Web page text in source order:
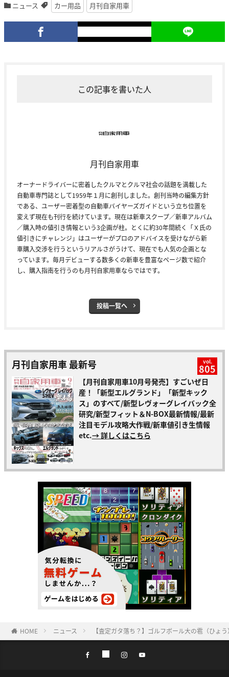
ニュース カー用品 月刊自家用車
この記事を書いた人
月刊自家用車
オーナードライバーに密着したクルマとクルマ社会の話題を満載した
自動車専門誌として1959年１月に創刊しました。創刊当時の編集方針
である、ユーザー密着型の自動車バイヤーズガイドという立ち位置を
変えず現在も刊行を続けています。現在は新車スクープ／新車アルバム
／購入時の値引き情報という3企画が柱。とくに約30年間続く「Ｘ氏の
値引きにチャレンジ」はユーザーがプロのアドバイスを受けながら新
車購入交渉を行うというリアルさがうけて、現在でも人気の企画とな
っています。毎月デビューする数多くの新車を豊富なページ数で紹介
し、購入指南を行うのも月刊自家用車ならではです。
投稿一覧へ
月刊自家用車 最新号 vol.
805
【月刊自家用車10月号発売】すごいぜ日
産！「新型エルグランド」「新型キック
ス」のすべて/新型レヴォーグレイバック全
研究/新型フィット＆N-BOX最新情報/最新
注目モデル攻略大作戦/新車値引き生情報
etc.→ 詳しくはこちら
HOME ニュース 【査定ガタ落ち？】ゴルフボール大の雹（ひょ